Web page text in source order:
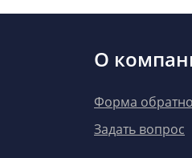
О
Форма
Задать вопрос